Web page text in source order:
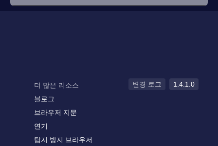
더 많은 리소스
블로그
브라우저 지문
연기
탐지 방지 브라우저
변경 로그 1.4.1.0